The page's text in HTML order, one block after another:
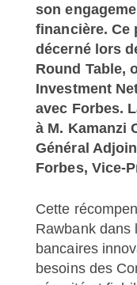
son
financière. Ce
décerné lors
Round Table,
Investment
avec Forbes.
à M. Kamanzi
Général
Forbes, Vice-
Cette
Rawbank dans
bancaires
besoins des